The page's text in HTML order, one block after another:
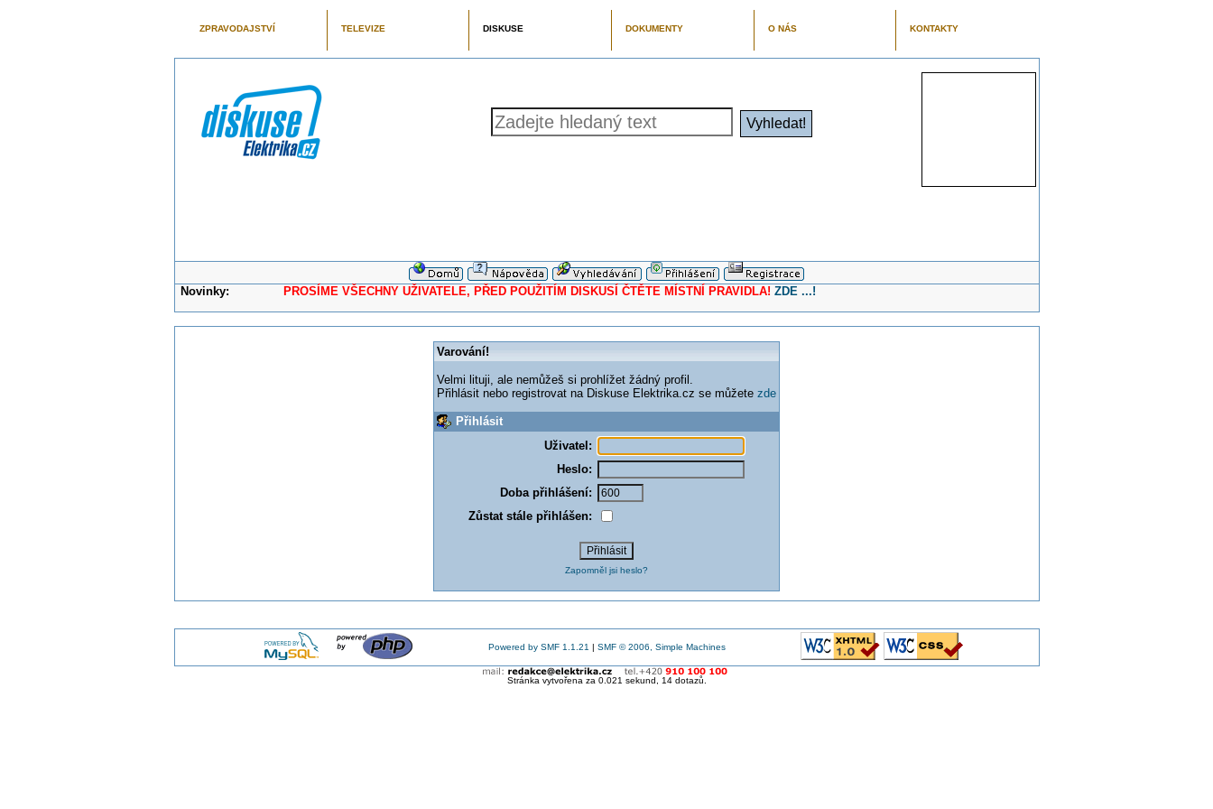
ZPRAVODAJSTVÍ TELEVIZE DISKUSE DOKUMENTY O NÁS KONTAKTY
Novinky: PROSÍME VŠECHNY UŽIVATELE, PŘED POUŽITÍM DISKUSÍ ČTĚTE MÍSTNÍ PRAVIDLA! ZDE ...!
Varování!
Velmi lituji, ale nemůžeš si prohlížet žádný profil.
Přihlásit nebo registrovat na Diskuse Elektrika.cz se můžete zde
Přihlásit
Uživatel:
Heslo:
Doba přihlášení:
Zůstat stále přihlášen:
Zapomněl jsi heslo?
Powered by SMF 1.1.21 | SMF © 2006, Simple Machines
Stránka vytvořena za 0.021 sekund, 14 dotazů.